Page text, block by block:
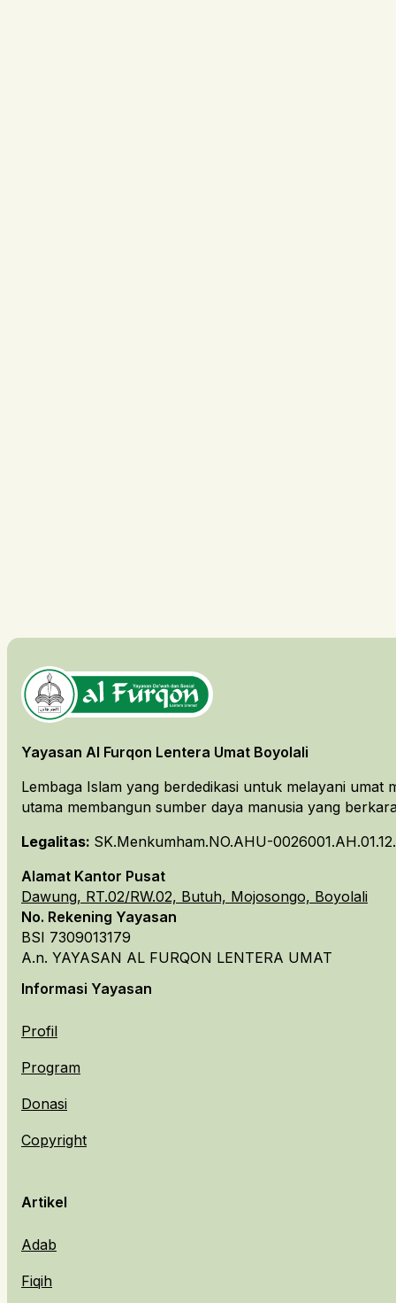
Yayasan Al Furqon Lentera Umat Boyolali
Lembaga Islam yang berdedikasi untuk melayani
utama membangun sumber daya manusia yang
Legalitas: SK.Menkumham.NO.AHU-
Alamat Kantor Pusat
Dawung, RT.02/RW.02, Butuh, Mojosongo, Boyolali
No. Rekening Yayasan
BSI 7309013179
A.n. YAYASAN AL FURQON LENTERA UMAT
Informasi Yayasan
Profil
Program
Donasi
Copyright
Artikel
Adab
Fiqih